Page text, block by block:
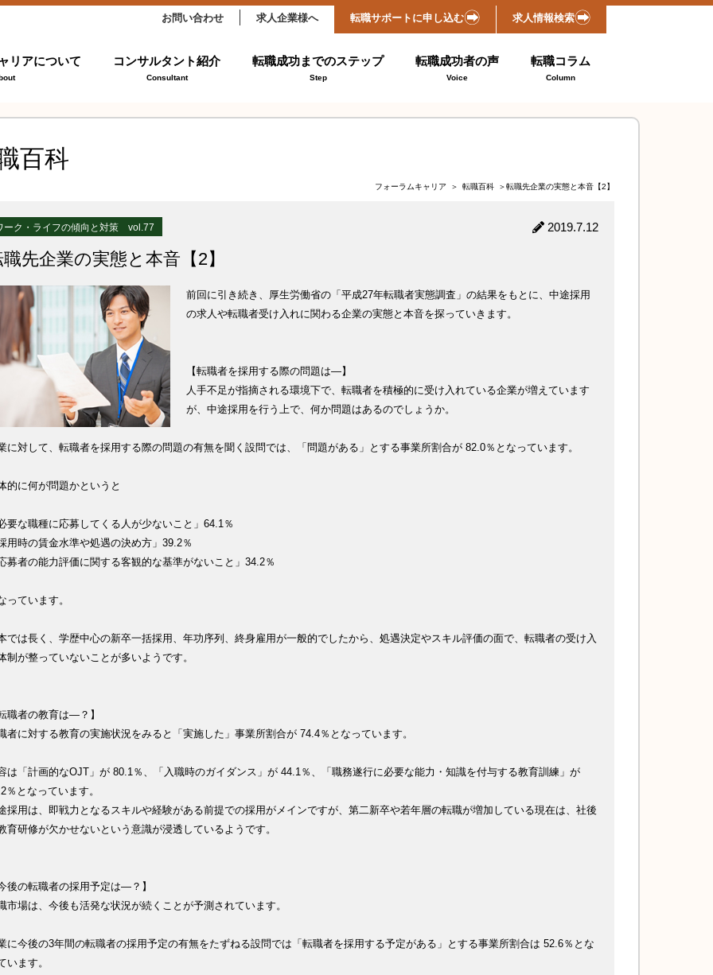
求人情報検索
転職サポートに申し込む
求人企業様へ
お問い合わせ
リアについて コンサルタント紹介
Consultant
転職成功までのステップ
Step
転職成功者の声
Voice
転職コラム
Column
百科
フォーラムキャリア ＞ 転職百科 ＞転職先企業の実態と本音【2】
ーク・ライフの傾向と対策 vol.77
先企業の実態と本音【2】
2019.7.12
前回に引き続き、厚生労働省の「平成27年転職者実態調査」の結果をもとに、中途採用
の求人や転職者受け入れに関わる企業の実態と本音を探っていきます。
【転職者を採用する際の問題は―】
人手不足が指摘される環境下で、転職者を積極的に受け入れている企業が増えています
が、中途採用を行う上で、何か問題はあるのでしょうか。
に対して、転職者を採用する際の問題の有無を聞く設問では、「問題がある」とする事業所割合が 82.0％となっています。
的に何が問題かというと
必要な職種に応募してくる人が少ないこと」64.1％
採用時の賃金水準や処遇の決め方」39.2％
応募者の能力評価に関する客観的な基準がないこと」34.2％
っています。
では長く、学歴中心の新卒一括採用、年功序列、終身雇用が一般的でしたから、処遇決定やスキル評価の面で、転職者の受け入
制が整っていないことが多いようです。
転職者の教育は―？】
者に対する教育の実施状況をみると「実施した」事業所割合が 74.4％となっています。
は「計画的なOJT」が 80.1％、「入職時のガイダンス」が 44.1％、「職務遂行に必要な能力・知識を付与する教育訓練」が
％となっています。
採用は、即戦力となるスキルや経験がある前提での採用がメインですが、第二新卒や若年層の転職が増加している現在は、社後
育研修が欠かせないという意識が浸透しているようです。
今後の転職者の採用予定は―？】
市場は、今後も活発な状況が続くことが予測されています。
に今後の3年間の転職者の採用予定の有無をたずねる設問では「転職者を採用する予定がある」とする事業所割合は 52.6％とな
います。